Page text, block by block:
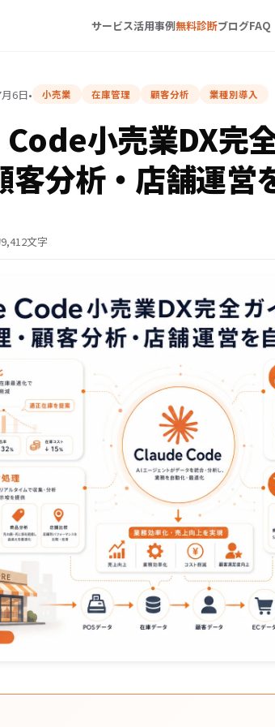
サービス活用事例無料診断ブログFAQ
6日• 小売業 在庫管理 顧客分析 業種別導入
小売業DX完
客分析・店舗運営
文字